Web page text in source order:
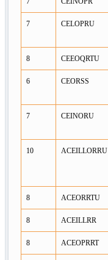
7 CELOPRU
8 CEEOQRTU
6 CEORSS
7 CEINORU
10 ACEILLORRU
8 ACEORRTU
8 ACEILLRR
8 ACEOPRRT